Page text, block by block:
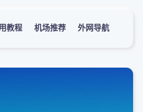
教程 机场推荐 外网导航